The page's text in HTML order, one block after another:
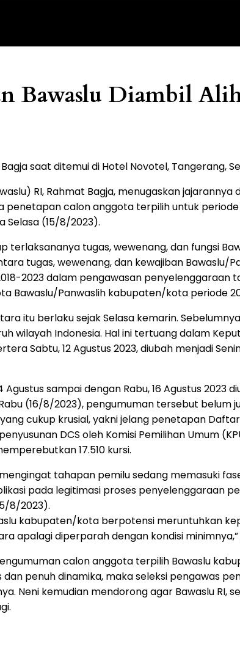
Bawaslu Diambil
saat ditemui di Hotel Novotel, Tangerang,
RI, Rahmat Bagja, menugaskan
calon anggota terpilih untuk periode
Selasa (15/8/2023).
tugas, wewenang, dan fungsi
tugas, wewenang, dan kewajiban
2023 dalam pengawasan
Bawaslu/Panwaslih kabupaten/kota periode
itu berlaku sejak Selasa kemarin.
Indonesia. Hal ini tertuang dalam
Sabtu, 12 Agustus 2023, diubah menjadi
sampai dengan Rabu, 16 Agustus 2023
(16/8/2023), pengumuman tersebut
cukup krusial, yakni jelang penetapan
DCS oleh Komisi Pemilihan Umum
17.510 kursi.
tahapan pemilu sedang memasuki
pada legitimasi proses penyelenggaraan
8/2023).
kabupaten/kota berpotensi meruntuhkan
apalagi diperparah dengan kondisi
calon anggota terpilih Bawaslu
penuh dinamika, maka seleksi pengawas
Neni kemudian mendorong agar Bawaslu RI,